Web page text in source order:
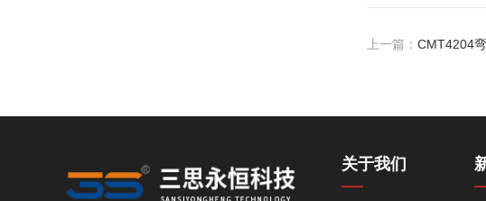
上一篇： CMT4204
关于我们